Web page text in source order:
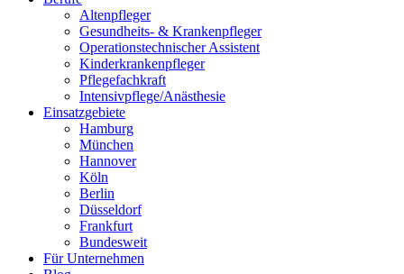
Altenpfleger
Gesundheits- & Krankenpfleger
Operationstechnischer Assistent
Kinderkrankenpfleger
Pflegefachkraft
Intensivpflege/Anästhesie
Einsatzgebiete
Hamburg
München
Hannover
Köln
Berlin
Düsseldorf
Frankfurt
Bundesweit
Für Unternehmen